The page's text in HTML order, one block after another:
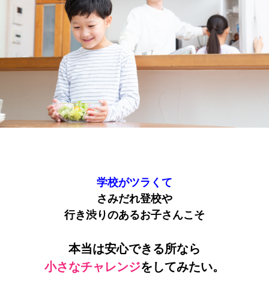
学校がツラくて
さみだれ登校や
行き渋りのあるお子さんこそ
本当は安心できる所なら
小さなチャレンジをしてみたい。